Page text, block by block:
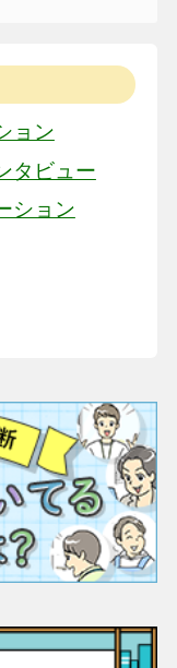
ョン
タビュー
ション